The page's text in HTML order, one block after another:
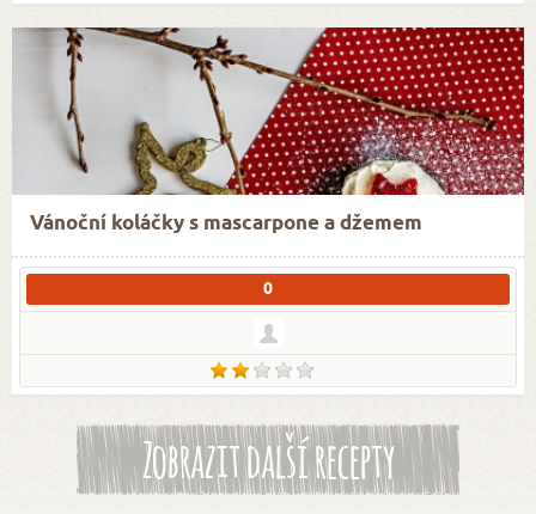
Vánoční koláčky s mascarpone a džemem
0
Zobrazit další recepty